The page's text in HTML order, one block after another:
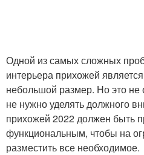
Одной из самых сложных
интерьера прихожей
небольшой размер. Но это не
не нужно уделять должного
прихожей 2022 должен быть
функциональным, чтобы на
разместить все необходимое.